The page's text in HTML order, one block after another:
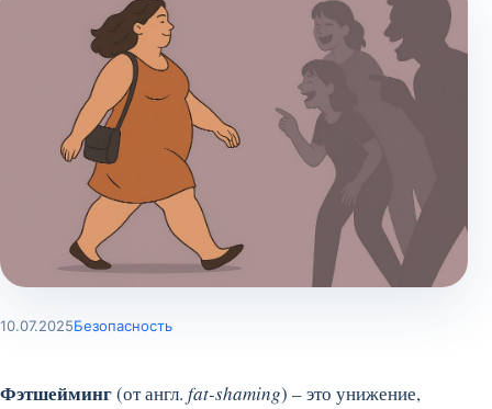
10.07.2025Безопасность
Фэтшейминг(от англ. fat-shaming) – это унижение,